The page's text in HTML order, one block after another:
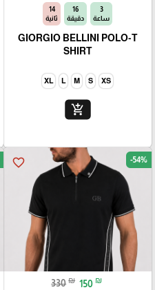
3
ساعة
16
دقيقة
13
ثانية
GIORGIO BELLINI POLO-T
SHIRT
XS
S
M
L
XL
add_shopping_cart
favorite_border -54%
330 ₪ 150 ₪